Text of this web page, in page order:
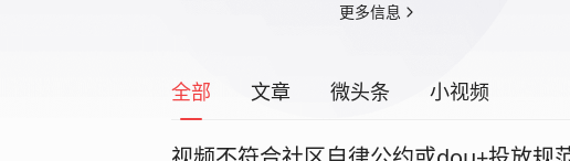
更多信息
全部 文章 微头条 小视频